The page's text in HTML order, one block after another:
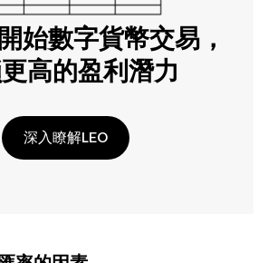
始數字貨幣交易，
高的盈利潛力
深入瞭解LEO